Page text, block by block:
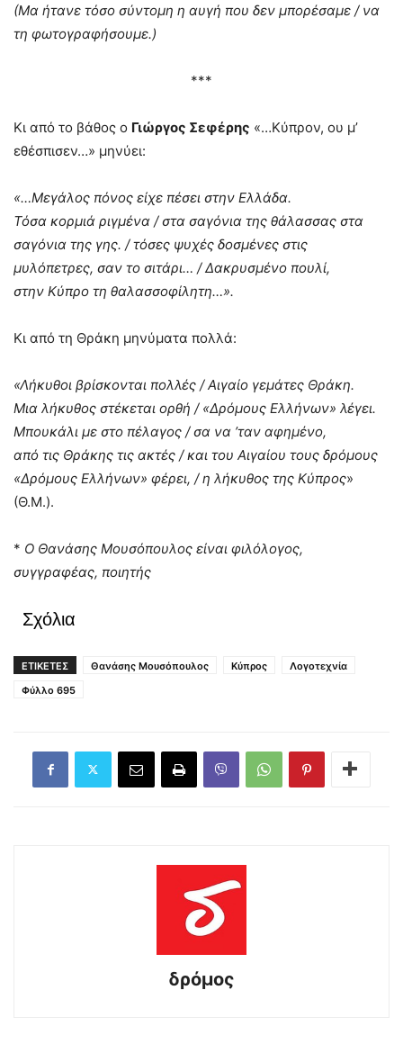
(Μα ήτανε τόσο σύντομη η αυγή που δεν μπορέσαμε / να
τη φωτογραφήσουμε.)
***
Κι από το βάθος ο Γιώργος Σεφέρης «…Κύπρον, ου μ’
εθέσπισεν…» μηνύει:
«…Μεγάλος πόνος είχε πέσει στην Ελλάδα.
Τόσα κορμιά ριγμένα / στα σαγόνια της θάλασσας στα
σαγόνια της γης. / τόσες ψυχές δοσμένες στις
μυλόπετρες, σαν το σιτάρι… / Δακρυσμένο πουλί,
στην Κύπρο τη θαλασσοφίλητη…».
Κι από τη Θράκη μηνύματα πολλά:
«Λήκυθοι βρίσκονται πολλές / Αιγαίο γεμάτες Θράκη.
Μια λήκυθος στέκεται ορθή / «Δρόμους Ελλήνων» λέγει.
Μπουκάλι με στο πέλαγος / σα να ’ταν αφημένο,
από τις Θράκης τις ακτές / και του Αιγαίου τους δρόμους
«Δρόμους Ελλήνων» φέρει, / η λήκυθος της Κύπρος»
(Θ.Μ.).
* Ο Θανάσης Μουσόπουλος είναι φιλόλογος,
συγγραφέας, ποιητής
Σχόλια
ΕΤΙΚΕΤΕΣ Θανάσης Μουσόπουλος Κύπρος
Λογοτεχνία
Φύλλο 695
δρόμος